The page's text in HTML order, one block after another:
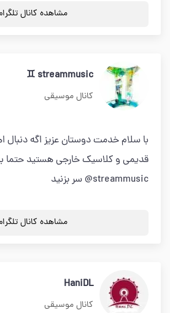
مشاهده کانال
streammusic ♊️
کانال موسیقی
با سلام خدمت دوستان عزیز اگه دنبال
قدیمی و کلاسیک خارجی هستید حتما
streammusic@ سر بزنید
مشاهده کانال
HaniDL
کانال موسیقی